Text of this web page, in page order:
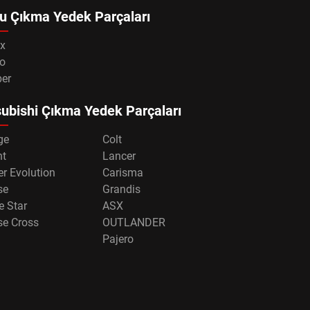
Çıkma Yedek Parçaları
Çıkma Yedek Parçaları
Colt
Lancer
Evolution
Carisma
Grandis
Star
ASX
Cross
OUTLANDER
Pajero